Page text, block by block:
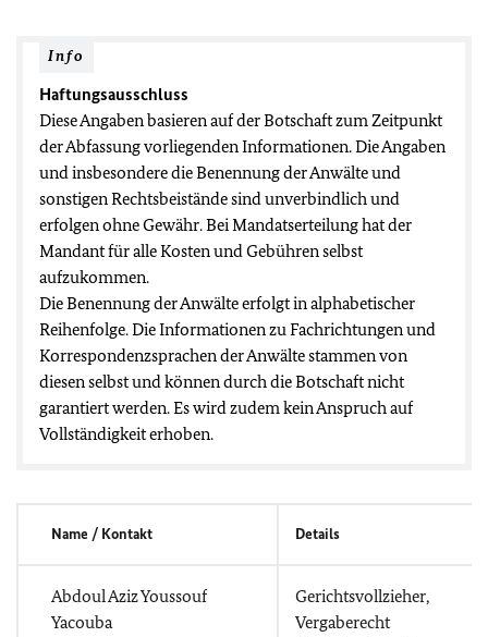
Info
Haftungsausschluss
Diese Angaben basieren auf der Botschaft zum Zeitpunkt
der Abfassung vorliegenden Informationen. Die Angaben
und insbesondere die Benennung der Anwälte und
sonstigen Rechtsbeistände sind unverbindlich und
erfolgen ohne Gewähr. Bei Mandatserteilung hat der
Mandant für alle Kosten und Gebühren selbst
aufzukommen.
Die Benennung der Anwälte erfolgt in alphabetischer
Reihenfolge. Die Informationen zu Fachrichtungen und
Korrespondenzsprachen der Anwälte stammen von
diesen selbst und können durch die Botschaft nicht
garantiert werden. Es wird zudem kein Anspruch auf
Vollständigkeit erhoben.
Name / Kontakt Details
Abdoul Aziz Youssouf
Yacouba
Gerichtsvollzieher,
Vergaberecht